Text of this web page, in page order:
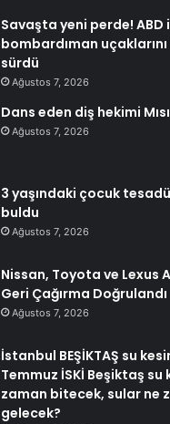
Savaşta yeni perde! ABD
bombardıman
sürdü
Ağustos 7, 2026
Dans eden diş hekimi
Ağustos 7, 2026
3 yaşındaki çocuk
buldu
Ağustos 7, 2026
Nissan, Toyota ve Lexus
Geri Çağırma Doğrulandı
Ağustos 7, 2026
İstanbul BEŞİKTAŞ su
Temmuz İSKİ Beşiktaş su
zaman bitecek, sular ne
gelecek?